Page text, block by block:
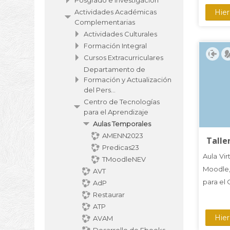
Aula
para el
Actividades Académicas
Complementarias
Actividades Culturales
Formación Integral
Cursos Extracurriculares
Departamento de
Formación y Actualización
del Pers...
Centro de Tecnologías
para el Aprendizaje
Aulas Temporales
AMENN2023
Predicas23
TMoodleNEV
AVT
AdP
Restaurar
ATP
AVAM